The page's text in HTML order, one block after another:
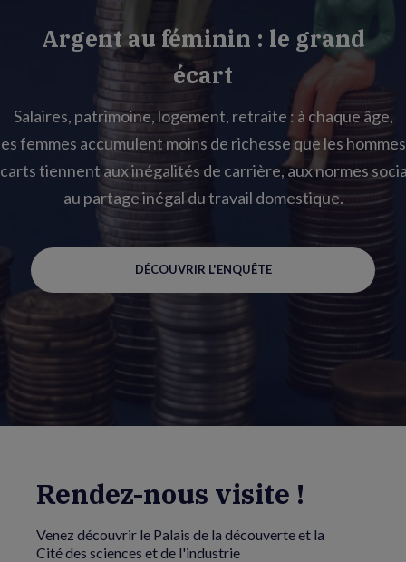
Argent au féminin : le grand
écart
Salaires, patrimoine, logement, retraite : à chaque âge,
femmes accumulent moins de richesse que les
tiennent aux inégalités de carrière, aux normes
au partage inégal du travail domestique.
DÉCOUVRIR L'ENQUÊTE
Rendez-nous visite !
Venez découvrir le Palais de la découverte et la
Cité des sciences et de l'industrie